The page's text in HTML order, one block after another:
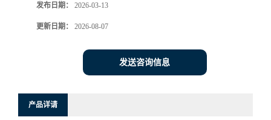
发布日期： 2026-03-13
更新日期： 2026-08-07
发送咨询信息
产品详请